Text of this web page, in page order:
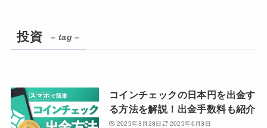
投資 – tag –
コインチェックの日本円を出金す
る方法を解説！出金手数料も紹介
2025年3月28日 2025年6月3日